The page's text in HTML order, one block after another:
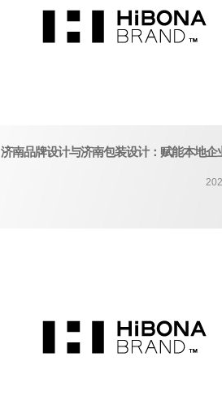
济南品牌设计与济南包装设计：赋能本地企